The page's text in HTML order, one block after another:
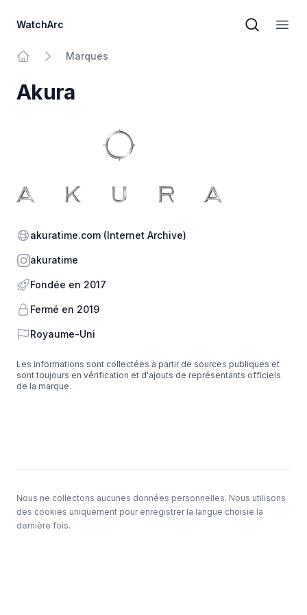
WatchArc
Marques
Akura
Site officiel
akuratime.com (Internet Archive)
Instagram
akuratime
Fondée en 2017
Fermé en 2019
PaysRoyaume-Uni
Les informations sont collectées à partir de sources publiques et
sont toujours en vérification et d'ajouts de représentants officiels
de la marque.
Nous ne collectons aucunes données personnelles. Nous utilisons
des cookies uniquement pour enregistrer la langue choisie la
dernière fois.